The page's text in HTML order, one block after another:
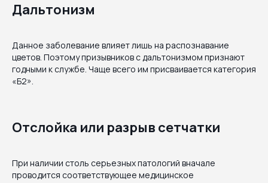
Дальтонизм
Данное заболевание влияет лишь на распознавание
цветов. Поэтому призывников с дальтонизмом признают
годными к службе. Чаще всего им присваивается категория
«Б2».
Отслойка или разрыв сетчатки
При наличии столь серьезных патологий вначале
проводится соответствующее медицинское